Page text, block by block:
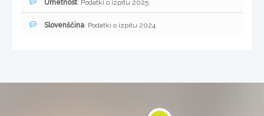
Umetnost: Podatki o izpitu 2025
Slovenščina: Podatki o izpitu 2024